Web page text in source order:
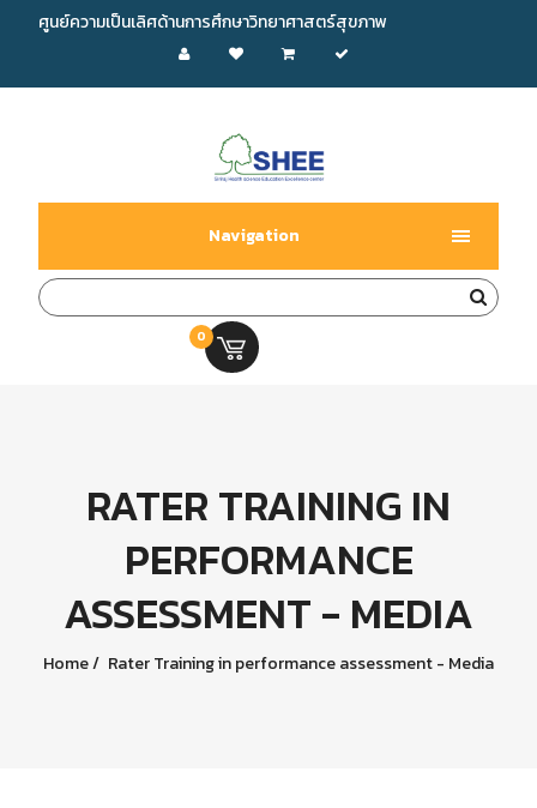
ศูนย์ความเป็นเลิศด้านการศึกษาวิทยาศาสตร์สุขภาพ
Navigation
0
RATER TRAINING IN
PERFORMANCE
ASSESSMENT - MEDIA
Home Rater Training in performance assessment - Media